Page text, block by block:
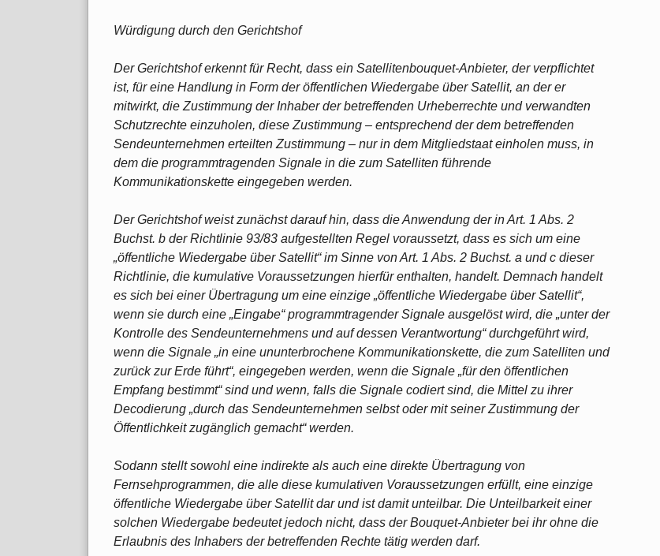
Würdigung durch den Gerichtshof
Der Gerichtshof erkennt für Recht, dass ein Satellitenbouquet-Anbieter, der verpflichtet
ist, für eine Handlung in Form der öffentlichen Wiedergabe über Satellit, an der er
mitwirkt, die Zustimmung der Inhaber der betreffenden Urheberrechte und verwandten
Schutzrechte einzuholen, diese Zustimmung – entsprechend der dem betreffenden
Sendeunternehmen erteilten Zustimmung – nur in dem Mitgliedstaat einholen muss, in
dem die programmtragenden Signale in die zum Satelliten führende
Kommunikationskette eingegeben werden.
Der Gerichtshof weist zunächst darauf hin, dass die Anwendung der in Art. 1 Abs. 2
Buchst. b der Richtlinie 93/83 aufgestellten Regel voraussetzt, dass es sich um eine
„öffentliche Wiedergabe über Satellit“ im Sinne von Art. 1 Abs. 2 Buchst. a und c dieser
Richtlinie, die kumulative Voraussetzungen hierfür enthalten, handelt. Demnach handelt
es sich bei einer Übertragung um eine einzige „öffentliche Wiedergabe über Satellit“,
wenn sie durch eine „Eingabe“ programmtragender Signale ausgelöst wird, die „unter der
Kontrolle des Sendeunternehmens und auf dessen Verantwortung“ durchgeführt wird,
wenn die Signale „in eine ununterbrochene Kommunikationskette, die zum Satelliten und
zurück zur Erde führt“, eingegeben werden, wenn die Signale „für den öffentlichen
Empfang bestimmt“ sind und wenn, falls die Signale codiert sind, die Mittel zu ihrer
Decodierung „durch das Sendeunternehmen selbst oder mit seiner Zustimmung der
Öffentlichkeit zugänglich gemacht“ werden.
Sodann stellt sowohl eine indirekte als auch eine direkte Übertragung von
Fernsehprogrammen, die alle diese kumulativen Voraussetzungen erfüllt, eine einzige
öffentliche Wiedergabe über Satellit dar und ist damit unteilbar. Die Unteilbarkeit einer
solchen Wiedergabe bedeutet jedoch nicht, dass der Bouquet-Anbieter bei ihr ohne die
Erlaubnis des Inhabers der betreffenden Rechte tätig werden darf.